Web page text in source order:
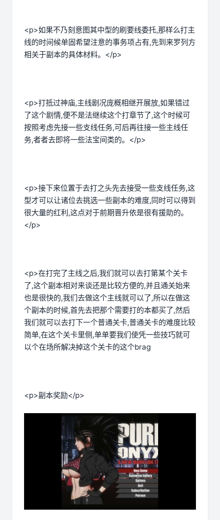
<p>如果不乃刻意图其中型的刷要线委托,那样么打主
线的时间候单固希望注意的事务项占有,先到来罗列方
相关于副本的具体材料。</p>
<p>打抵过神庙,主线剧况庞概相继开展放,如果错过
了这个剧情,便不是法继续这个打章节了,这个时候可
按照考虑先接一些支线任务,可后再往接一些主线任
务,者者去即将一些法宝间类的。</p>
<p>接下来位置于去打之头先去接受一些支线任务,这
型才可以让诸位去挑选一些副本的难度,同时可以得到
很大量的红利,这点对于前期晋升依是很有援助的。
</p>
<p>在打完了主线之后,我们就可以去打第某个关卡
了,这个副本相对来谈还是比较方便的,并且通关始来
也是很快的,我们去做这个主线就可以了,所以在做这
个副本的时候,首先去把那个需要打的本都买了,然后
我们就可以去打下一个普通关卡,普通关卡的难度比较
简单,在这个关卡里侧,单单要我们使凭一些技巧就可
以个在场所解决掉这个关卡的这个brag
<p>副本奖励</p>